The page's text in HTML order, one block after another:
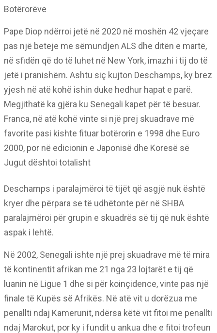
Botërorëve
Pape Diop ndërroi jetë në 2020 në moshën 42 vjeçare
pas një beteje me sëmundjen ALS dhe ditën e martë,
në sfidën që do të luhet në New York, imazhi i tij do të
jetë i pranishëm. Ashtu siç kujton Deschamps, ky brez
yjesh në atë kohë ishin duke hedhur hapat e parë.
Megjithatë ka gjëra ku Senegali kapet për të besuar.
Franca, në atë kohë vinte si një prej skuadrave më
favorite pasi kishte fituar botërorin e 1998 dhe Euro
2000, por në edicionin e Japonisë dhe Koresë së
Jugut dështoi totalisht
Deschamps i paralajmëroi të tijët që asgjë nuk është
kryer dhe përpara se të udhëtonte për në SHBA
paralajmëroi për grupin e skuadrës së tij që nuk është
aspak i lehtë.
Në 2002, Senegali ishte një prej skuadrave më të mira
të kontinentit afrikan me 21 nga 23 lojtarët e tij që
luanin në Ligue 1 dhe si për koinçidence, vinte pas një
finale të Kupës së Afrikës. Në atë vit u dorëzua me
penallti ndaj Kamerunit, ndërsa këtë vit fitoi me penallti
ndaj Marokut, por ky i fundit u ankua dhe e fitoi trofeun